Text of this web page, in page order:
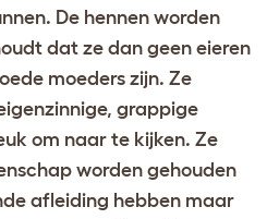
De hennen worden
dat ze dan geen eieren
moeders zijn. Ze
grappige
om naar te kijken. Ze
worden gehouden
afleiding hebben maar